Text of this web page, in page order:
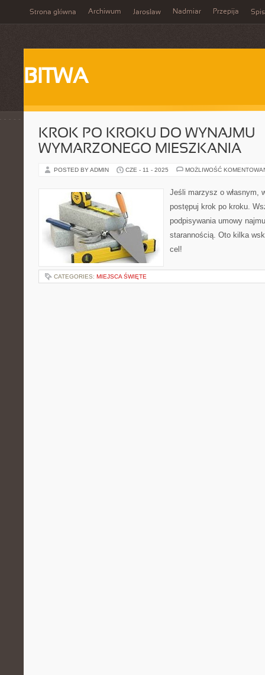
Strona główna Archiwum Jarosław Nadmiar Przepija
BITWA
KROK PO KROKU DO WYNAJMU
WYMARZONEGO MIESZKANIA
POSTED BY ADMIN CZE - 11 - 2025 MOŻLIWOŚĆ
Jeśli marzysz o własnym,
postępuj krok po kroku.
podpisywania umowy
starannością. Oto kilka
cel!
CATEGORIES: MIEJSCA ŚWIĘTE